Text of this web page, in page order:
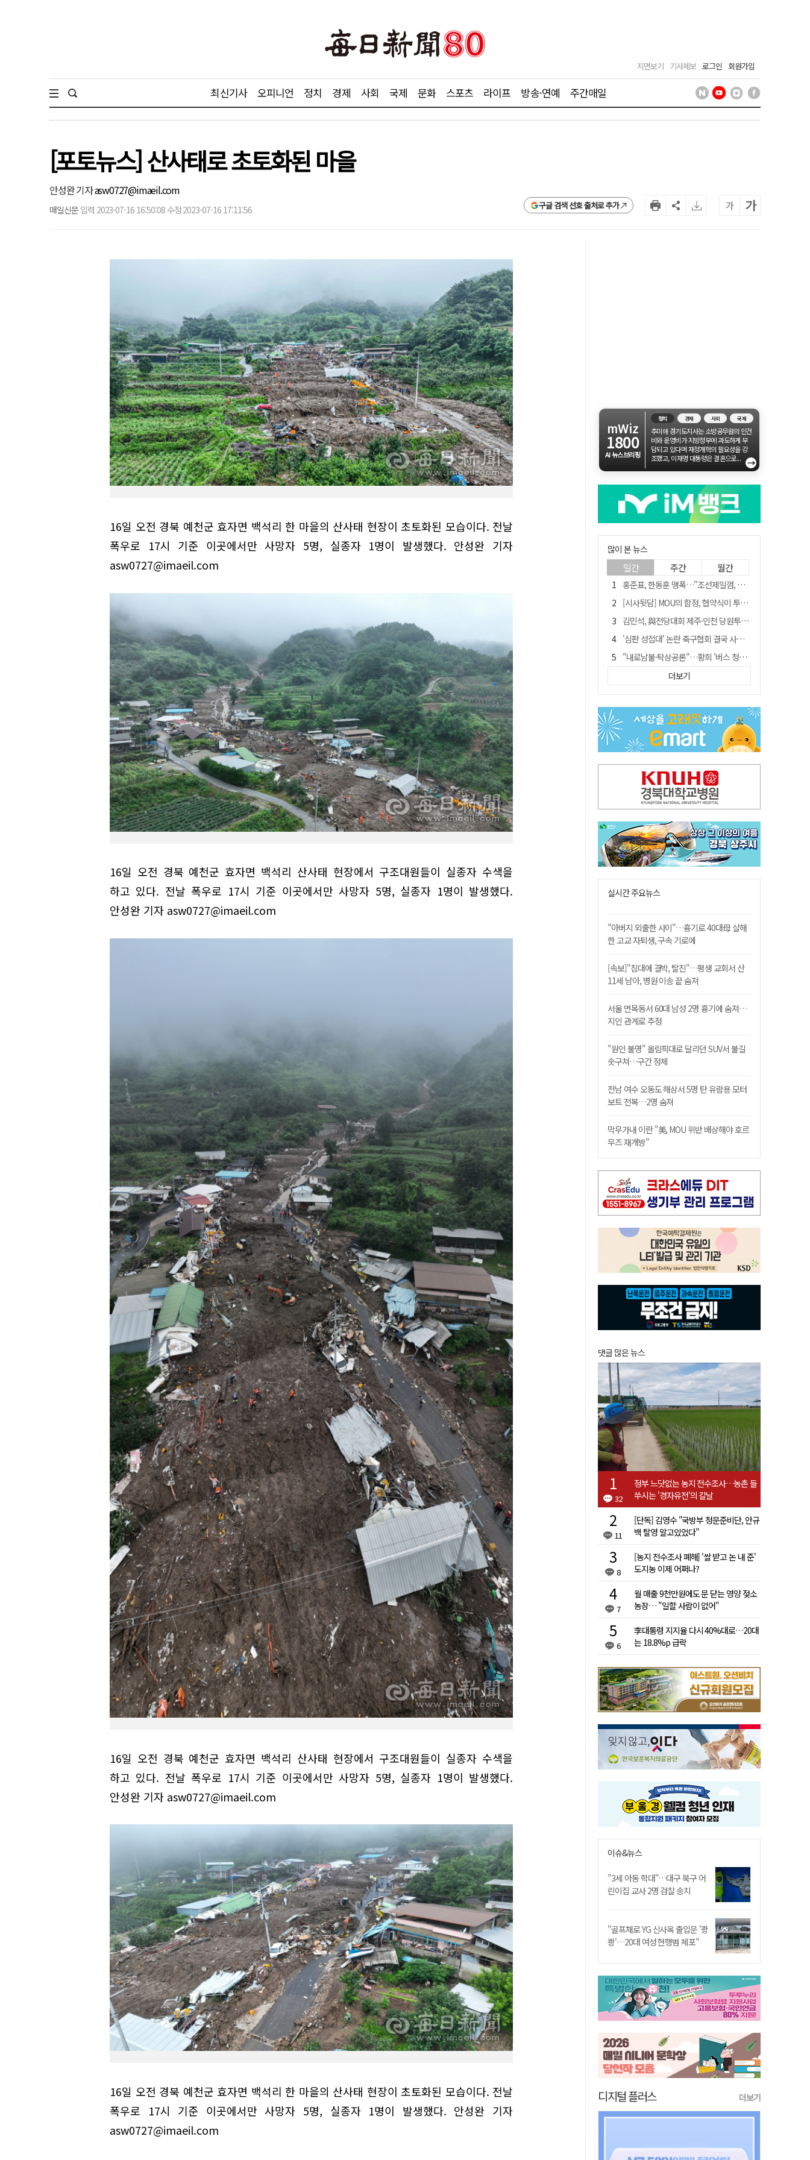
지면보기 기사제보 로그인 회원가입
최신기사 오피니언 정치 경제 사회 국제 문화 스포츠 라이프 방송·연예 주간매일
[포토뉴스] 산사태로 초토화된 마을
안성완 기자asw0727@imaeil.com
매일신문 입력 2023-07-16 16:50:08 수정 2023-07-16 17:11:56 구글 검색 선호 출처로 추가 가 가
16일 오전 경북 예천군 효자면 백석리 한 마을의 산사태 현장이 초토화된 모습이다. 전날
폭우로 17시 기준 이곳에서만 사망자 5명, 실종자 1명이 발생했다. 안성완 기자
asw0727@imaeil.com
16일 오전 경북 예천군 효자면 백석리 산사태 현장에서 구조대원들이 실종자 수색을
하고 있다. 전날 폭우로 17시 기준 이곳에서만 사망자 5명, 실종자 1명이 발생했다.
안성완 기자 asw0727@imaeil.com
16일 오전 경북 예천군 효자면 백석리 산사태 현장에서 구조대원들이 실종자 수색을
하고 있다. 전날 폭우로 17시 기준 이곳에서만 사망자 5명, 실종자 1명이 발생했다.
안성완 기자 asw0727@imaeil.com
16일 오전 경북 예천군 효자면 백석리 한 마을의 산사태 현장이 초토화된 모습이다. 전날
폭우로 17시 기준 이곳에서만 사망자 5명, 실종자 1명이 발생했다. 안성완 기자
asw0727@imaeil.com
mWiz
1800
AI 뉴스브리핑
정치 경제 사회 국제
추미애 경기도지사는 소방공무원의 인건
비와 운영비가 지방정부에 과도하게 부
담되고 있다며 재정개혁의 필요성을 강
조했고, 이재명 대통령은 결혼으로...
→
많이 본 뉴스
일간 주간 월간
홍준표, 한동훈 맹폭…"조선제일껌, 권력에 살고 권력에 죽었다"
[시사뒷담] MOU의 함정, 협약식이 투자 확정은 아니긴 해
김민석, 與전당대회 제주·인천 당원투표서 승리…누적 득표는 '초박빙'
'심판 성접대' 논란 축구협회 결국 사과…"깊이 반성, 쇄신하겠다"
"내로남불·탁상공론"…황희 '버스 청년주택' 제안에 與 내부서도 쓴소리
"경로당 통장에 비밀번호가 적혀 있다"…전국 돌며 경로당 13곳 턴 30대 구속
예안향교 대성전, '국가지정 보물로 지정'
휠체어 환자 발로 밀어 숨지게 한 70대 간병인…2심도 집행유예
박권현 청도군수, 국무총리에 "청도 물 공급 최대 3만t 늘려달라"
더보기
실시간 주요뉴스
"아버지 외출한 사이"…흉기로 40대母 살해
한 고교 자퇴생, 구속 기로에
[속보]"침대에 결박, 탈진"…평생 교회서 산
11세 남아, 병원 이송 끝 숨져
서울 면목동서 60대 남성 2명 흉기에 숨져…
지인 관계로 추정
"원인 불명" 올림픽대로 달리던 SUV서 불길
솟구쳐…구간 정체
전남 여수 오동도 해상서 5명 탄 유람용 모터
보트 전복…2명 숨져
막무가내 이란 "美, MOU 위반 배상해야 호르
무즈 재개방"
댓글 많은 뉴스
32
정부 느닷없는 농지 전수조사…농촌 들
쑤시는 '경자유전'의 칼날
11
[단독] 김영수 "국방부 청문준비단, 안규
백 탈영 알고있었다"
8
[농지 전수조사 폐해] '쌀 받고 논 내 준'
도지농 이제 어쩌나?
7
월 매출 9천만원에도 문 닫는 영양 젖소
농장… "일할 사람이 없어"
6
李대통령 지지율 다시 40%대로…20대
는 18.8%p 급락
이슈&뉴스
"3세 아동 학대"…대구 북구 어
린이집 교사 2명 검찰 송치
"골프채로 YG 신사옥 출입문 '쾅
쾅'…20대 여성 현행범 체포"
디지털 플러스 더보기